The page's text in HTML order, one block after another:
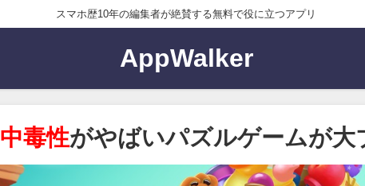
スマホ歴10年の編集者が絶賛する無料で役に立つアプリ
AppWalker
中毒性がやばいパズルゲームが大